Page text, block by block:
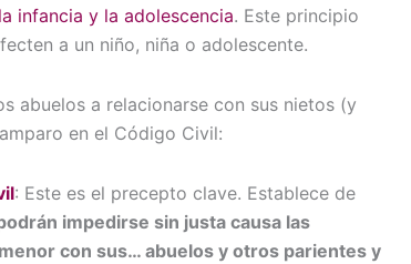
infancia y la adolescencia. Este principio
a un niño, niña o adolescente.
abuelos a relacionarse con sus nietos (y
en el Código Civil:
: Este es el precepto clave. Establece de
impedirse sin justa causa las
con sus… abuelos y otros parientes y